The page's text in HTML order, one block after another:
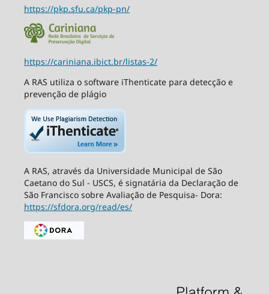
https://pkp.sfu.ca/pkp-pn/
https://cariniana.ibict.br/listas-2/
A RAS utiliza o software iThenticate para detecção e
prevenção de plágio
A RAS, através da Universidade Municipal de São
Caetano do Sul - USCS, é signatária da Declaração de
São Francisco sobre Avaliação de Pesquisa- Dora:
https://sfdora.org/read/es/